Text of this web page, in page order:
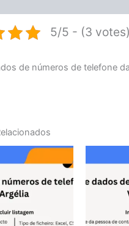
5/5 - (3 votes)
de números de telefone